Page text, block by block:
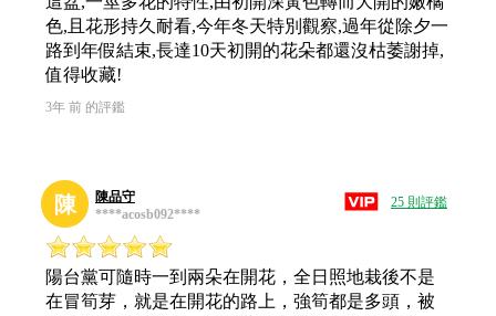
色,且花形持久耐看,今年冬天特別觀察,過年從除夕一
路到年假結束,長達10天初開的花朵都還沒枯萎謝掉,
值得收藏!
3年 前 的評鑑
陳
陳品守
****acosb092****
25 則評鑑
陽台黨可隨時一到兩朵在開花，全日照地栽後不是
在冒筍芽，就是在開花的路上，強筍都是多頭，被